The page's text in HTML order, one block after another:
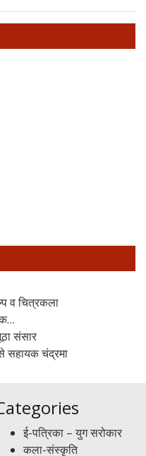
व चित्रकला
संसार
सहायक चंद्रमा
ई-पत्रिका – युग सरोकार
कला-संस्कृति